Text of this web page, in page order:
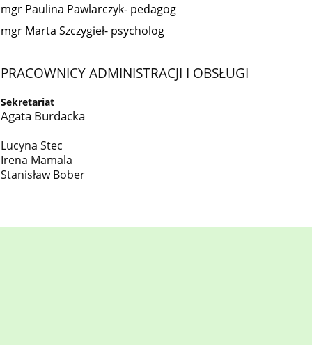
mgr Paulina Pawlarczyk- pedagog
mgr Marta Szczygieł- psycholog
PRACOWNICY ADMINISTRACJI I OBSŁUGI
Sekretariat
Agata Burdacka
Lucyna Stec
Irena Mamala
Stanisław Bober